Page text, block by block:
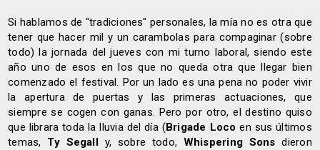
Si hablamos de "tradiciones" personales, la mía no es otra que
tener que hacer mil y un carambolas para compaginar (sobre
todo) la jornada del jueves con mi turno laboral, siendo este
año uno de esos en los que no queda otra que llegar bien
comenzado el festival. Por un lado es una pena no poder vivir
la apertura de puertas y las primeras actuaciones, que
siempre se cogen con ganas. Pero por otro, el destino quiso
que librara toda la lluvia del día (Brigade Loco en sus últimos
temas, Ty Segall y, sobre todo, Whispering Sons dieron